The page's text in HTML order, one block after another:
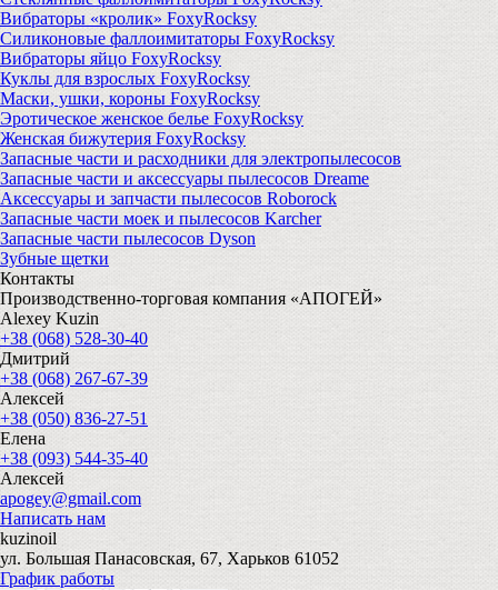
Вибраторы «кролик» FoxyRocksy
Силиконовые фаллоимитаторы FoxyRocksy
Вибраторы яйцо FoxyRocksy
Куклы для взрослых FoxyRocksy
Маски, ушки, короны FoxyRocksy
Эротическое женское белье FoxyRocksy
Женская бижутерия FoxyRocksy
Запасные части и расходники для электропылесосов
Запасные части и аксессуары пылесосов Dreame
Аксессуары и запчасти пылесосов Roborock
Запасные части моек и пылесосов Karcher
Запасные части пылесосов Dyson
Зубные щетки
Контакты
Производственно-торговая компания «АПОГЕЙ»
Alexey Kuzin
+38 (068) 528-30-40
Дмитрий
+38 (068) 267-67-39
Алексей
+38 (050) 836-27-51
Елена
+38 (093) 544-35-40
Алексей
apogey@gmail.com
Написать нам
kuzinoil
ул. Большая Панасовская, 67, Харьков 61052
График работы